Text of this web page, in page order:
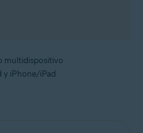
multidispositivo
y iPhone/iPad